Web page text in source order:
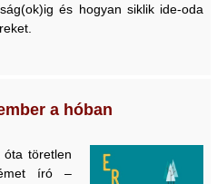
és hogyan siklik ide-oda
a hóban
óta töretlen
író –